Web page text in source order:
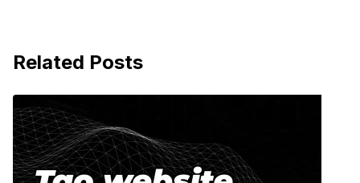
Related Posts